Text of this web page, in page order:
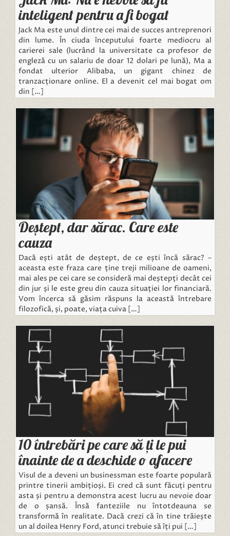
inteligent pentru a fi bogat
Jack Ma este unul dintre cei mai de succes antreprenori
din lume. În ciuda începutului foarte mediocru al
carierei sale (lucrând la universitate ca profesor de
engleză cu un salariu de doar 12 dolari pe lună), Ma a
fondat ulterior Alibaba, un gigant chinez de
tranzacționare online. El a devenit cel mai bogat om
din […]
Deștept, dar sărac. Care este
cauza
Dacă ești atât de deștept, de ce ești încă sărac? –
aceasta este fraza care ține treji milioane de oameni,
mai ales pe cei care se consideră mai deștepți decât cei
din jur și le este greu din cauza situației lor financiară.
Vom încerca să găsim răspuns la această întrebare
filozofică, și, poate, viața cuiva […]
10 întrebări pe care să ți le pui
înainte de a deschide o afacere
Visul de a deveni un businessman este foarte populară
printre tinerii ambițioși. Ei cred că sunt făcuți pentru
asta și pentru a demonstra acest lucru au nevoie doar
de o șansă. Însă fanteziile nu întotdeauna se
transformă în realitate. Dacă crezi că în tine trăiește
un al doilea Henry Ford, atunci trebuie să îți pui […]